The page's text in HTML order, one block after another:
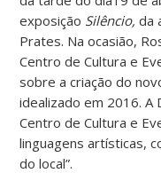
exposição Silêncio, da
Prates. Na ocasião,
Centro de Cultura e
sobre a criação do
idealizado em 2016. A
Centro de Cultura e
linguagens artísticas,
do local”.